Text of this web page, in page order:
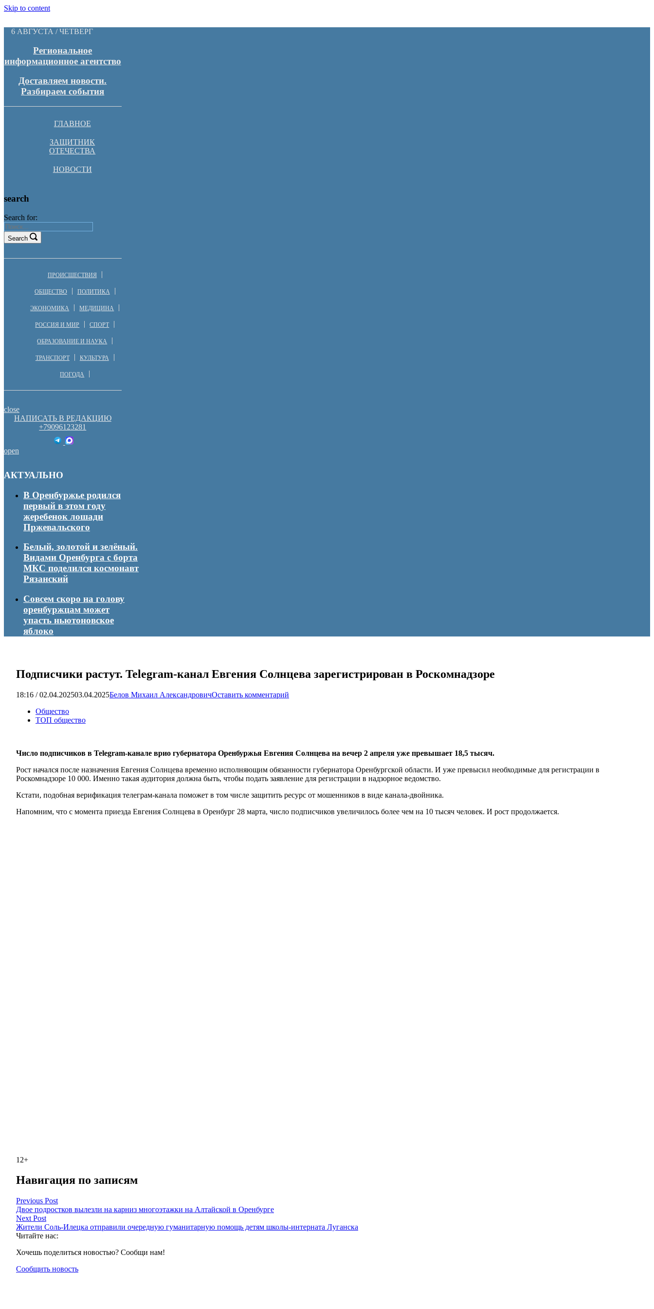
Skip to content
6 АВГУСТА / ЧЕТВЕРГ
Региональное
информационное агентство
Доставляем новости.
Разбираем события
ГЛАВНОЕ
ЗАЩИТНИК
ОТЕЧЕСТВА
НОВОСТИ
search
Search for:
Search
ПРОИСШЕСТВИЯ
ОБЩЕСТВО ПОЛИТИКА
ЭКОНОМИКА МЕДИЦИНА
РОССИЯ И МИР СПОРТ
ОБРАЗОВАНИЕ И НАУКА
ТРАНСПОРТ КУЛЬТУРА
ПОГОДА
close
НАПИСАТЬ В РЕДАКЦИЮ
+79096123281
open
АКТУАЛЬНО
В Оренбуржье родился
первый в этом году
жеребенок лошади
Пржевальского
Белый, золотой и зелёный.
Видами Оренбурга с борта
МКС поделился космонавт
Рязанский
Совсем скоро на голову
оренбуржцам может
упасть ньютоновское
яблоко
Подписчики растут. Telegram-канал Евгения Солнцева зарегистрирован в Роскомнадзоре
18:16 / 02.04.202503.04.2025Белов Михаил АлександровичОставить комментарий
Общество
ТОП общество
Число подписчиков в Telegram-канале врио губернатора Оренбуржья Евгения Солнцева на вечер 2 апреля уже превышает 18,5 тысяч.
Рост начался после назначения Евгения Солнцева временно исполняющим обязанности губернатора Оренбургской области. И уже превысил необходимые для регистрации в
Роскомнадзоре 10 000. Именно такая аудитория должна быть, чтобы подать заявление для регистрации в надзорное ведомство.
Кстати, подобная верификация телеграм-канала поможет в том числе защитить ресурс от мошенников в виде канала-двойника.
Напомним, что с момента приезда Евгения Солнцева в Оренбург 28 марта, число подписчиков увеличилось более чем на 10 тысяч человек. И рост продолжается.
12+
Навигация по записям
Previous Post
Двое подростков вылезли на карниз многоэтажки на Алтайской в Оренбурге
Next Post
Жители Соль-Илецка отправили очередную гуманитарную помощь детям школы-интерната Луганска
Читайте нас:
Хочешь поделиться новостью? Сообщи нам!
Сообщить новость